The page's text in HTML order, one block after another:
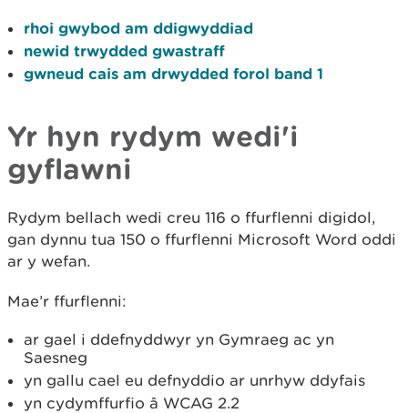
rhoi gwybod am ddigwyddiad
newid trwydded gwastraff
gwneud cais am drwydded forol band 1
Yr hyn rydym wedi'i
gyflawni
Rydym bellach wedi creu 116 o ffurflenni digidol,
gan dynnu tua 150 o ffurflenni Microsoft Word oddi
ar y wefan.
Mae’r ffurflenni:
ar gael i ddefnyddwyr yn Gymraeg ac yn
Saesneg
yn gallu cael eu defnyddio ar unrhyw ddyfais
yn cydymffurfio â WCAG 2.2